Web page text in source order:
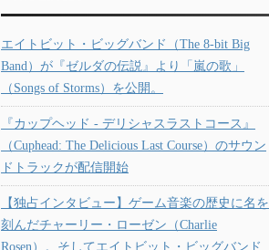
エイトビット・ビッグバンド（The 8-bit Big
Band）が『ゼルダの伝説』より「嵐の歌」
（Songs of Storms）を公開。
『カップヘッド - デリシャスラストコース』
（Cuphead: The Delicious Last Course）のサウン
ドトラックが配信開始
【独占インタビュー】ゲーム音楽の歴史に名を
刻んだチャーリー・ローゼン（Charlie
Rosen）。そしてエイトビット・ビッグバンド